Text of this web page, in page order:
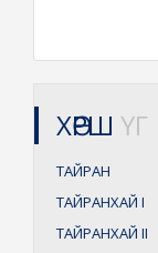
ХӨРШ ҮГ
ТАЙРАН
ТАЙРАНХАЙ I
ТАЙРАНХАЙ II